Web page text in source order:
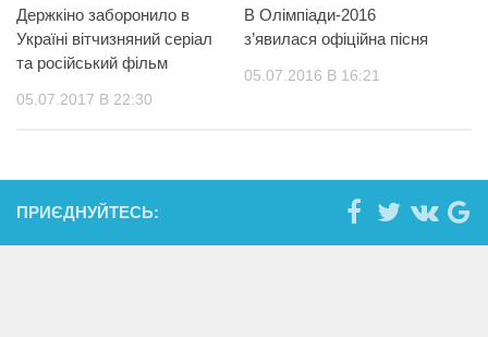
Держкіно заборонило в
Україні вітчизняний серіал
та російський фільм
05.07.2017 В 22:30
В Олімпіади-2016
з’явилася офіційна пісня
05.07.2016 В 16:21
ПРИЄДНУЙТЕСЬ: